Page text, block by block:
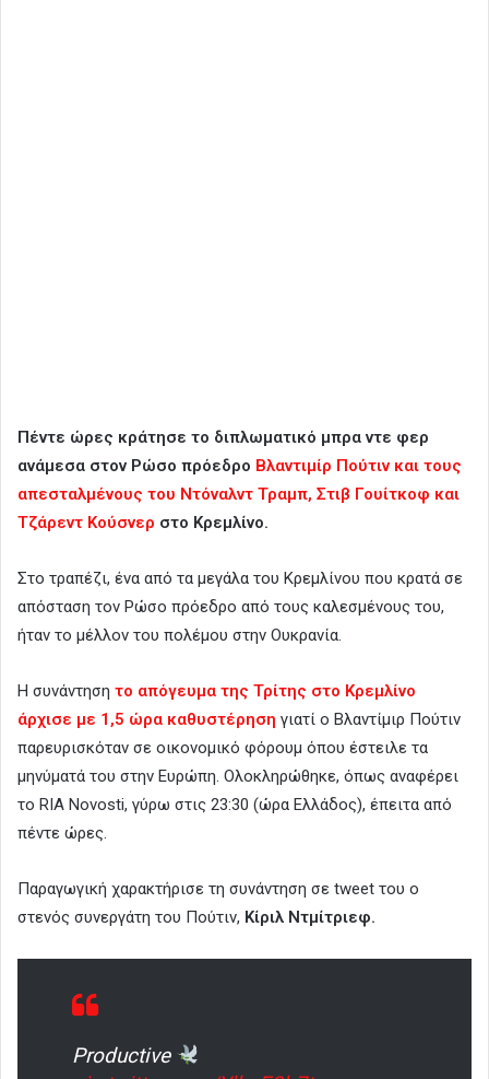
Πέντε ώρες κράτησε το διπλωματικό μπρα ντε φερ
ανάμεσα στον Ρώσο πρόεδρο Βλαντιμίρ Πούτιν και τους
απεσταλμένους του Ντόναλντ Τραμπ, Στιβ Γουίτκοφ και
Τζάρεντ Κούσνερ στο Κρεμλίνο.
Στο τραπέζι, ένα από τα μεγάλα του Κρεμλίνου που κρατά σε
απόσταση τον Ρώσο πρόεδρο από τους καλεσμένους του,
ήταν το μέλλον του πολέμου στην Ουκρανία.
Η συνάντηση το απόγευμα της Τρίτης στο Κρεμλίνο
άρχισε με 1,5 ώρα καθυστέρηση γιατί ο Βλαντίμιρ Πούτιν
παρευρισκόταν σε οικονομικό φόρουμ όπου έστειλε τα
μηνύματά του στην Ευρώπη. Ολοκληρώθηκε, όπως αναφέρει
το RIA Novosti, γύρω στις 23:30 (ώρα Ελλάδος), έπειτα από
πέντε ώρες.
Παραγωγική χαρακτήρισε τη συνάντηση σε tweet του ο
στενός συνεργάτη του Πούτιν, Κίριλ Ντμίτριεφ.
Productive